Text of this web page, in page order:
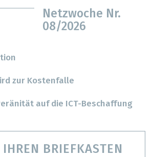
Netzwoche Nr.
08/2026
zur Kostenfalle
auf die ICT-Beschaffung
BRIEFKASTEN